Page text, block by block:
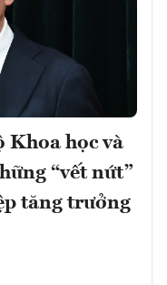
Khoa học và
“vết nứt”
tăng trưởng